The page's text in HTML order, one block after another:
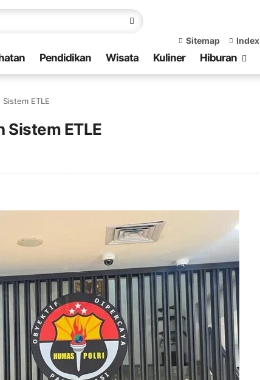
Sitemap Index
Pendidikan Wisata Kuliner Hiburan
ETLE
Sistem ETLE